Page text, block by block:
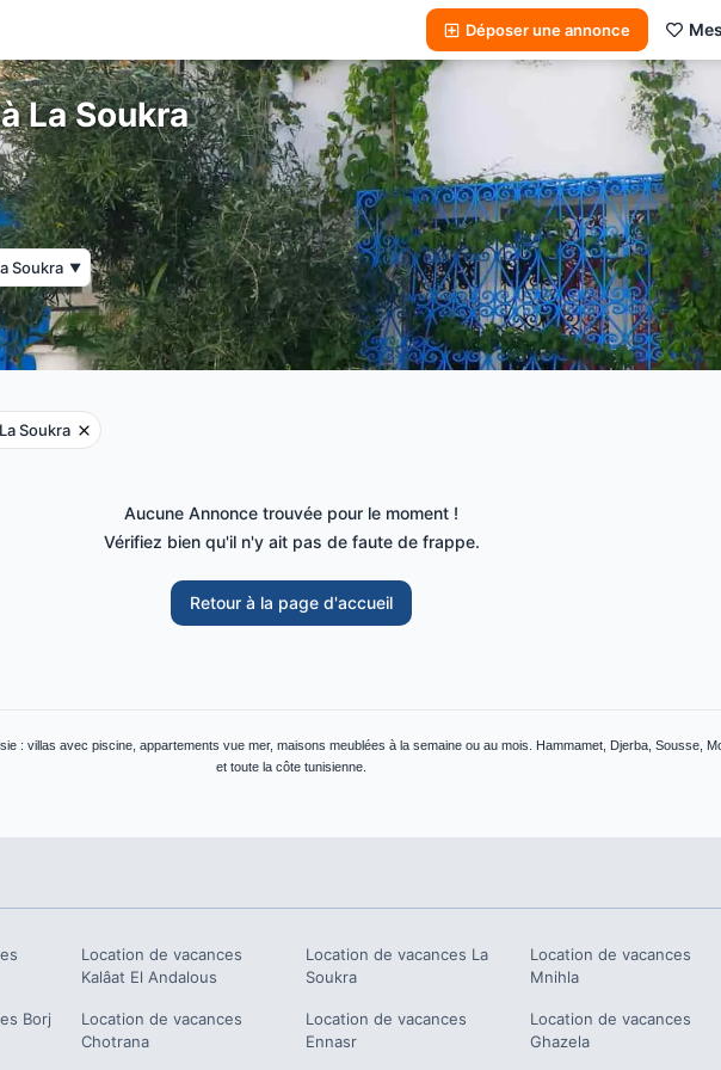
Déposer une annonce
La Soukra
Soukra ▼
La Soukra
Aucune Annonce trouvée pour le moment !
Vérifiez bien qu'il n'y ait pas de faute de frappe.
Retour à la page d'accueil
: villas avec piscine, appartements vue mer, maisons meublées à la semaine ou au mois. Hammamet, Djerba, Sousse,
et toute la côte tunisienne.
Location de vacances
Kalâat El Andalous
Location de vacances La
Soukra
Location de vacances
Mnihla
Borj
Location de vacances
Chotrana
Location de vacances
Ennasr
Location de vacances
Ghazela